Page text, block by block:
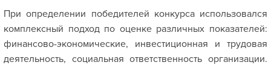
При определении победителей конкурса использовался
комплексный подход по оценке различных показателей:
финансово-экономические, инвестиционная и трудовая
деятельность, социальная ответственность организации.